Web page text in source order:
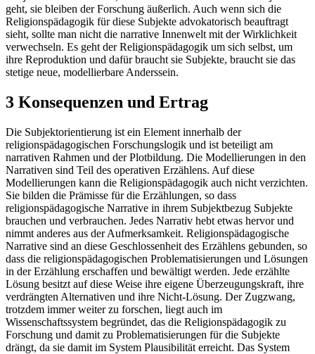
geht, sie bleiben der Forschung äußerlich. Auch wenn sich die
Religionspädagogik für diese Subjekte advokatorisch beauftragt
sieht, sollte man nicht die narrative Innenwelt mit der Wirklichkeit
verwechseln. Es geht der Religionspädagogik um sich selbst, um
ihre Reproduktion und dafür braucht sie Subjekte, braucht sie das
stetige neue, modellierbare Anderssein.
3 Konsequenzen und Ertrag
Die Subjektorientierung ist ein Element innerhalb der
religionspädagogischen Forschungslogik und ist beteiligt am
narrativen Rahmen und der Plotbildung. Die Modellierungen in den
Narrativen sind Teil des operativen Erzählens. Auf diese
Modellierungen kann die Religionspädagogik auch nicht verzichten.
Sie bilden die Prämisse für die Erzählungen, so dass
religionspädagogische Narrative in ihrem Subjektbezug Subjekte
brauchen und verbrauchen. Jedes Narrativ hebt etwas hervor und
nimmt anderes aus der Aufmerksamkeit. Religionspädagogische
Narrative sind an diese Geschlossenheit des Erzählens gebunden, so
dass die religionspädagogischen Problematisierungen und Lösungen
in der Erzählung erschaffen und bewältigt werden. Jede erzählte
Lösung besitzt auf diese Weise ihre eigene Überzeugungskraft, ihre
verdrängten Alternativen und ihre Nicht-Lösung. Der Zugzwang,
trotzdem immer weiter zu forschen, liegt auch im
Wissenschaftssystem begründet, das die Religionspädagogik zu
Forschung und damit zu Problematisierungen für die Subjekte
drängt, da sie damit im System Plausibilität erreicht. Das System